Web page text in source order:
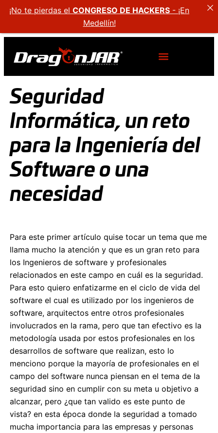
Seguridad
Informática, un reto
para la Ingeniería del
Software o una
necesidad
Para este primer artículo quise tocar un tema que me
llama mucho la atención y que es un gran reto para
los Ingenieros de software y profesionales
relacionados en este campo en cuál es la seguridad.
Para esto quiero enfatizarme en el ciclo de vida del
software el cual es utilizado por los ingenieros de
software, arquitectos entre otros profesionales
involucrados en la rama, pero que tan efectivo es la
metodología usada por estos profesionales en los
desarrollos de software que realizan, esto lo
menciono porque la mayoría de profesionales en el
campo del software nunca piensan en el tema de la
seguridad sino en cumplir con su meta u objetivo a
alcanzar, pero ¿que tan valido es este punto de
vista? en esta época donde la seguridad a tomado
mucha importancia para las empresas y personas
¡No te pierdas el CONGRESO DE HACKERS - ¡En
Medellín!